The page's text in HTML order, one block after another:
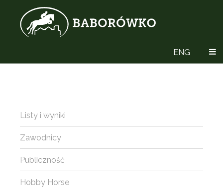
ENG
Listy i wyniki
Zawodnicy
Publiczność
Hobby Horse